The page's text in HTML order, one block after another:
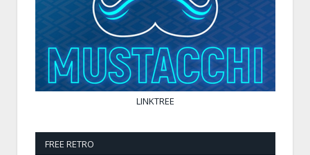
LINKTREE
FREE RETRO